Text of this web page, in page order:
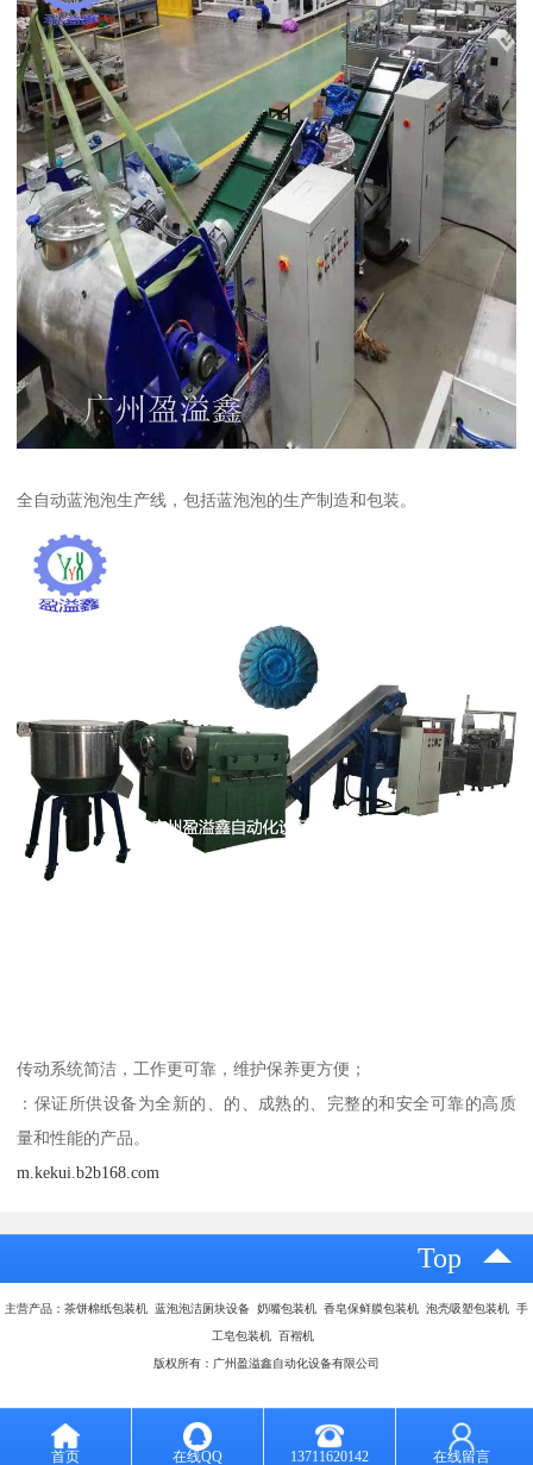
全自动蓝泡泡生产线，包括蓝泡泡的生产制造和包装。
传动系统简洁，工作更可靠，维护保养更方便；
：保证所供设备为全新的、的、成熟的、完整的和安全可靠的高质
量和性能的产品。
m.kekui.b2b168.com
Top
主营产品：茶饼棉纸包装机 蓝泡泡洁厕块设备 奶嘴包装机 香皂保鲜膜包装机 泡壳吸塑包装机 手
工皂包装机 百褶机
版权所有：广州盈溢鑫自动化设备有限公司
首页 在线QQ 13711620142 在线留言